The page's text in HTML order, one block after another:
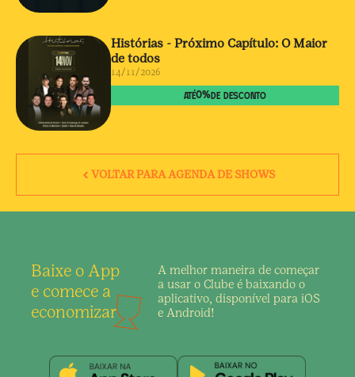
Histórias - Próximo Capítulo: O Maior
de todos
14/11/2026
ATÉ0%DE DESCONTO
VOLTAR PARA AGENDA DE SHOWS
Baixe o App
e comece a
economizar
A melhor maneira de começar
a usar o Clube é baixando o
aplicativo, disponível para iOS
e Android!